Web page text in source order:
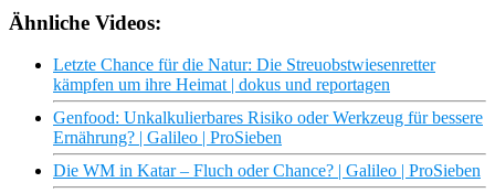
Ähnliche Videos:
Letzte Chance für die Natur: Die Streuobstwiesenretter
kämpfen um ihre Heimat | dokus und reportagen
Genfood: Unkalkulierbares Risiko oder Werkzeug für bessere
Ernährung? | Galileo | ProSieben
Die WM in Katar – Fluch oder Chance? | Galileo | ProSieben